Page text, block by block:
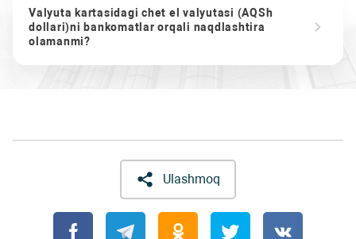
Valyuta kartasidagi chet el valyutasi (AQSh
dollari)ni bankomatlar orqali naqdlashtira
olamanmi?
Ulashmoq